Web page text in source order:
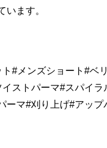
います。
#メンズショート#ベ
イストパーマ#スパイラ
ーマ#刈り上げ#アップ